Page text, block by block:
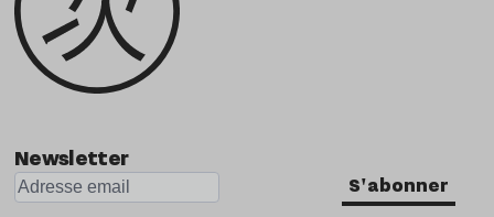
Newsletter
S'abonner